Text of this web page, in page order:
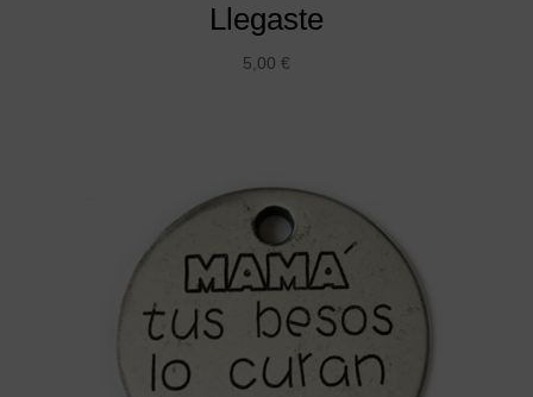
Llegaste
5,00 €